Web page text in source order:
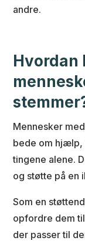
andre.
Hvordan
Mennesker
bede om hjælp,
tingene alene.
og støtte på en
Som en
opfordre dem
der passer til